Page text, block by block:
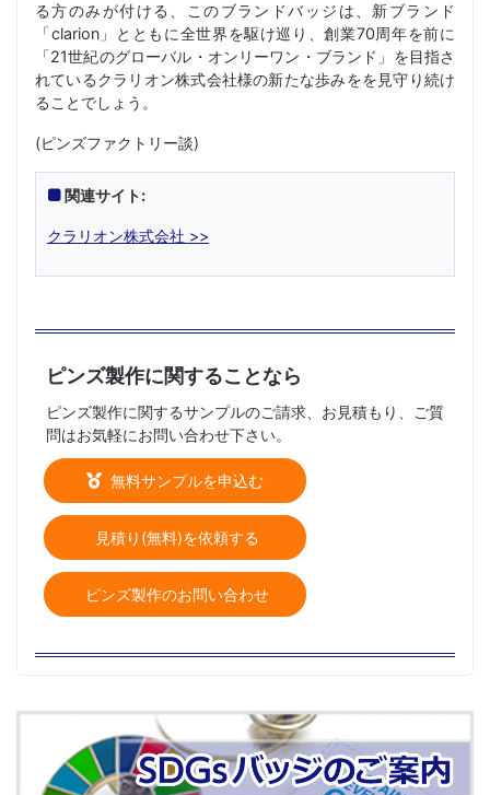
る方のみが付ける、このブランドバッジは、新ブランド
「clarion」とともに全世界を駆け巡り、創業70周年を前に
「21世紀のグローバル・オンリーワン・ブランド」を目指さ
れているクラリオン株式会社様の新たな歩みをを見守り続け
ることでしょう。
(ピンズファクトリー談)
関連サイト:
クラリオン株式会社 >>
ピンズ製作に関することなら
ピンズ製作に関するサンプルのご請求、お見積もり、ご質
問はお気軽にお問い合わせ下さい。
無料サンプルを申込む
見積り(無料)を依頼する
ピンズ製作のお問い合わせ